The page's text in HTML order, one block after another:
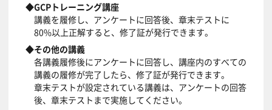
◆GCPトレーニング講座
講義を履修し、アンケートに回答後、章末テストに
80%以上正解すると、修了証が発行できます。
◆その他の講義
各講義履修後にアンケートに回答し、講座内のすべての
講義の履修が完了したら、修了証が発行できます。
章末テストが設定されている講義は、アンケートの回答
後、章末テストまで実施してください。